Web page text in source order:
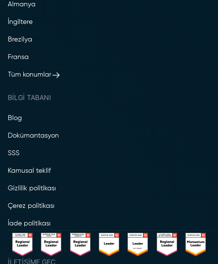
Almanya
İngiltere
Brezilya
Fransa
Tüm konumlar
BILGI TABANI
Blog
Dokümantasyon
SSS
Kamusal teklif
Gizlilik politikası
Çerez politikası
İade politikası
İLETIŞIME GEÇ